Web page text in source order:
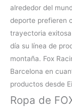
alrededor del
deporte prefieren
trayectoria
día su línea de
montaña. Fox
Barcelona en
productos desde
Ropa de